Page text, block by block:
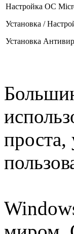
Настройка ОС
Установка /
Установка